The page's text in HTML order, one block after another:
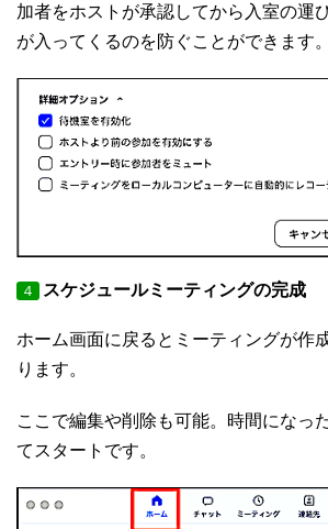
加者をホストが承認してから入室の運
が入ってくるのを防ぐことができます。
４ スケジュールミーティングの完成
ホーム画面に戻るとミーティングが作
ります。
ここで編集や削除も可能。時間になっ
てスタートです。